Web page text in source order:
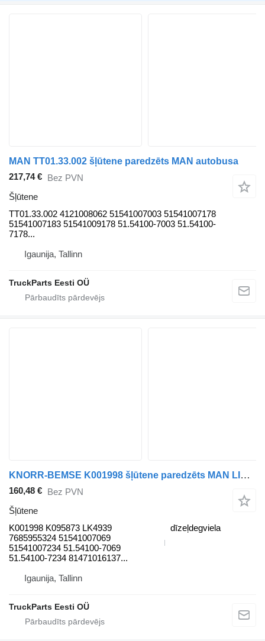
MAN TT01.33.002 šļūtene paredzēts MAN autobusa
217,74 € Bez PVN
Šļūtene
TT01.33.002 4121008062 51541007003 51541007178
51541007183 51541009178 51.54100-7003 51.54100-
7178...
Igaunija, Tallinn
TruckParts Eesti OÜ
KNORR-BEMSE K001998 šļūtene paredzēts MAN LIONS CITY (01.04-) autobusa
160,48 € Bez PVN
Šļūtene
K001998 K095873 LK4939
7685955324 51541007069
51541007234 51.54100-7069
51.54100-7234 81471016137...
dīzeļdegviela
Igaunija, Tallinn
TruckParts Eesti OÜ